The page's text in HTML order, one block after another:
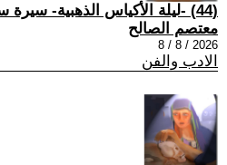
(44) -ليلة الأكياس الذهبية- سيرة سطو صنع الأساطير
معتصم الصالح
2026 / 8 / 8
الادب والفن